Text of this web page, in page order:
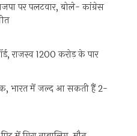
पर पलटवार, बोले- कांग्रेस
राजस्व 1200 करोड़ के पार
भारत में जल्द आ सकती हैं 2-